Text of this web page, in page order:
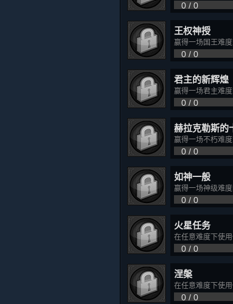
0 / 0
王权神授
赢得一场国王难
0 / 0
君主的新辉煌
赢得一场君主难
0 / 0
赫拉克勒斯的
赢得一场不朽难
0 / 0
如神一般
赢得一场神级难
0 / 0
火星任务
在任意难度下使
0 / 0
涅槃
在任意难度下使
0 / 0